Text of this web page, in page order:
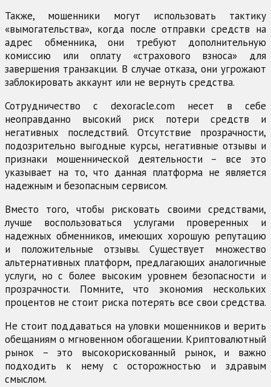
Также, мошенники могут использовать тактику
«вымогательства», когда после отправки средств на
адрес обменника, они требуют дополнительную
комиссию или оплату «страхового взноса» для
завершения транзакции. В случае отказа, они угрожают
заблокировать аккаунт или не вернуть средства.
Сотрудничество с dexoracle.com несет в себе
неоправданно высокий риск потери средств и
негативных последствий. Отсутствие прозрачности,
подозрительно выгодные курсы, негативные отзывы и
признаки мошеннической деятельности – все это
указывает на то, что данная платформа не является
надежным и безопасным сервисом.
Вместо того, чтобы рисковать своими средствами,
лучше воспользоваться услугами проверенных и
надежных обменников, имеющих хорошую репутацию
и положительные отзывы. Существует множество
альтернативных платформ, предлагающих аналогичные
услуги, но с более высоким уровнем безопасности и
прозрачности. Помните, что экономия нескольких
процентов не стоит риска потерять все свои средства.
Не стоит поддаваться на уловки мошенников и верить
обещаниям о мгновенном обогащении. Криптовалютный
рынок – это высокорискованный рынок, и важно
подходить к нему с осторожностью и здравым
смыслом.